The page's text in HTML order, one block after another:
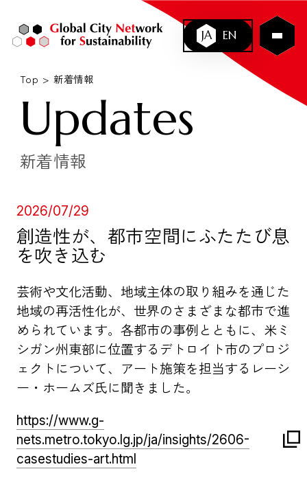
JA EN
Top 新着情報
Updates
新着情報
2026/07/29
創造性が、都市空間にふたたび息
を吹き込む
芸術や文化活動、地域主体の取り組みを通じた
地域の再活性化が、世界のさまざまな都市で進
められています。各都市の事例とともに、米ミ
シガン州東部に位置するデトロイト市のプロジ
ェクトについて、アート施策を担当するレーシ
ー・ホームズ氏に聞きました。
https://www.g-
nets.metro.tokyo.lg.jp/ja/insights/2606-
casestudies-art.html